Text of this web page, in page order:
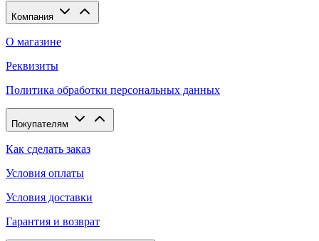
Компания
О магазине
Реквизиты
Политика обработки персональных данных
Покупателям
Как сделать заказ
Условия оплаты
Условия доставки
Гарантия и возврат